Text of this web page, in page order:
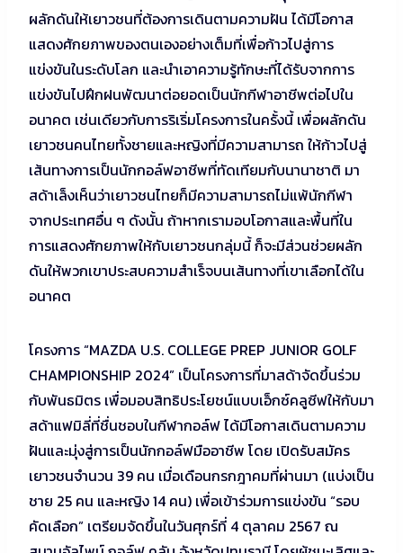
ผลักดันให้เยาวชนที่ต้องการเดินตามความฝัน ได้มีโอกาส
แสดงศักยภาพของตนเองอย่างเต็มที่เพื่อก้าวไปสู่การ
แข่งขันในระดับโลก และนำเอาความรู้ทักษะที่ได้รับจากการ
แข่งขันไปฝึกฝนพัฒนาต่อยอดเป็นนักกีฬาอาชีพต่อไปใน
อนาคต เช่นเดียวกับการริเริ่มโครงการในครั้งนี้ เพื่อผลักดัน
เยาวชนคนไทยทั้งชายและหญิงที่มีความสามารถ ให้ก้าวไปสู่
เส้นทางการเป็นนักกอล์ฟอาชีพที่ทัดเทียมกับนานาชาติ มา
สด้าเล็งเห็นว่าเยาวชนไทยก็มีความสามารถไม่แพ้นักกีฬา
จากประเทศอื่น ๆ ดังนั้น ถ้าหากเรามอบโอกาสและพื้นที่ใน
การแสดงศักยภาพให้กับเยาวชนกลุ่มนี้ ก็จะมีส่วนช่วยผลัก
ดันให้พวกเขาประสบความสำเร็จบนเส้นทางที่เขาเลือกได้ใน
อนาคต
โครงการ “MAZDA U.S. COLLEGE PREP JUNIOR GOLF
CHAMPIONSHIP 2024” เป็นโครงการที่มาสด้าจัดขึ้นร่วม
กับพันธมิตร เพื่อมอบสิทธิประโยชน์แบบเอ็กซ์คลูซีฟให้กับมา
สด้าแฟมิลี่ที่ชื่นชอบในกีฬากอล์ฟ ได้มีโอกาสเดินตามความ
ฝันและมุ่งสู่การเป็นนักกอล์ฟมืออาชีพ โดย เปิดรับสมัคร
เยาวชนจำนวน 39 คน เมื่อเดือนกรกฎาคมที่ผ่านมา (แบ่งเป็น
ชาย 25 คน และหญิง 14 คน) เพื่อเข้าร่วมการแข่งขัน “รอบ
คัดเลือก” เตรียมจัดขึ้นในวันศุกร์ที่ 4 ตุลาคม 2567 ณ